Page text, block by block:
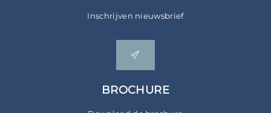
Inschrijven nieuwsbrief
BROCHURE